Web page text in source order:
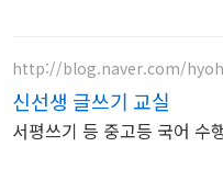
http://blog.naver.com/
신선생 글쓰기 교실
서평쓰기 등 중고등 국어 수